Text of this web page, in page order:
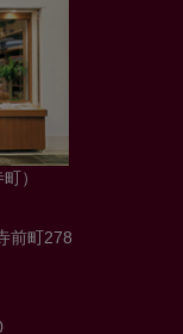
）
前町278